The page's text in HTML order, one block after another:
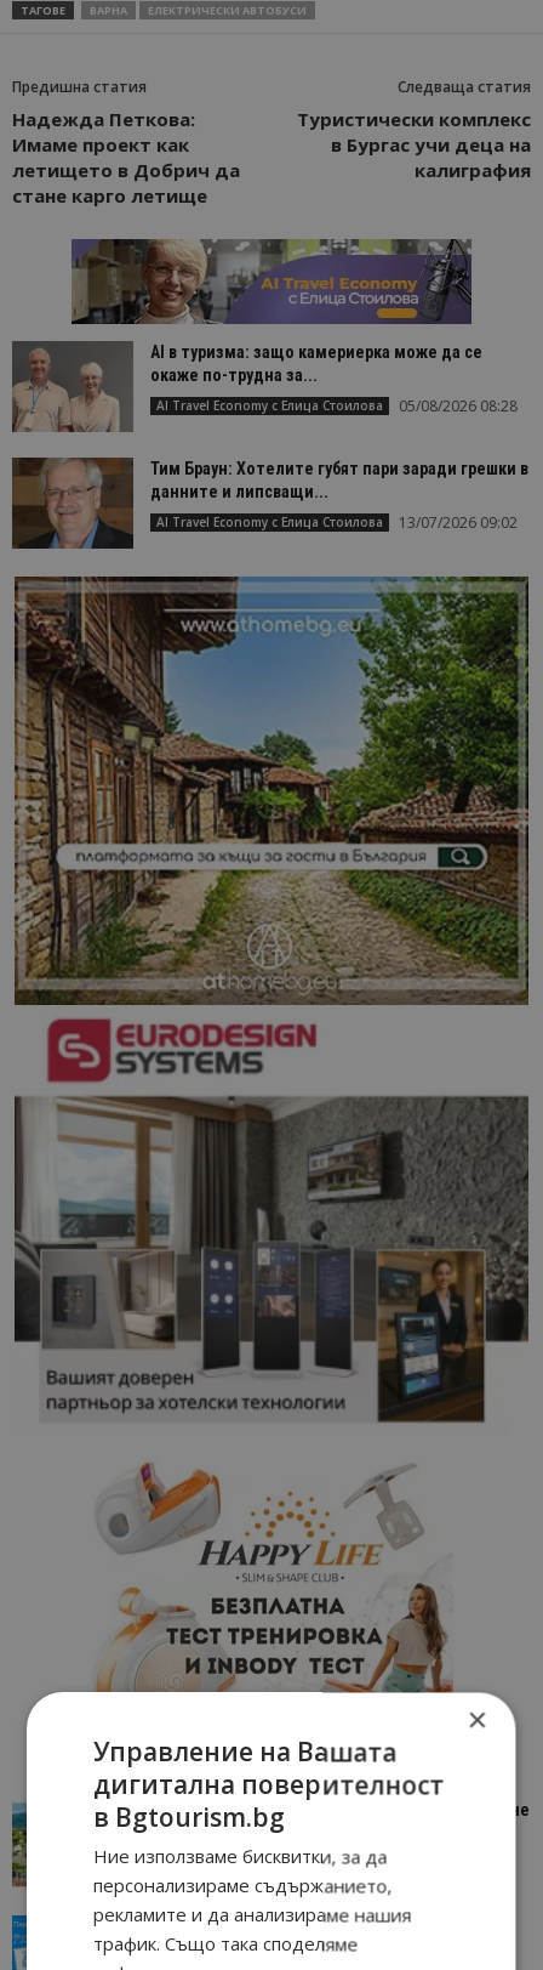
ТАГОВЕ ВАРНА ЕЛЕКТРИЧЕСКИ АВТОБУСИ
Предишна статия
Надежда Петкова:
Имаме проект как
летището в Добрич да
стане карго летище
Следваща статия
Туристически комплекс
в Бургас учи деца на
калиграфия
AI в туризма: защо камериерка може да се
окаже по-трудна за...
AI Travel Economy с Елица Стоилова 05/08/2026 08:28
Тим Браун: Хотелите губят пари заради грешки в
данните и липсващи...
AI Travel Economy с Елица Стоилова 13/07/2026 09:02
“Пощенска картичка от…”: Петрич – Изживяване
отвъд очакваното
Петрич 11/07/2026 11:22
“Пощенска картичка от…”: Пловдив, градът на
всички времена
×
Управление на Вашата
дигитална поверителност
в Bgtourism.bg
Ние използваме бисквитки, за да
персонализираме съдържанието,
рекламите и да анализираме нашия
трафик. Също така споделяме